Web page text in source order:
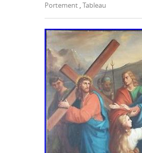
Portement ,Tableau